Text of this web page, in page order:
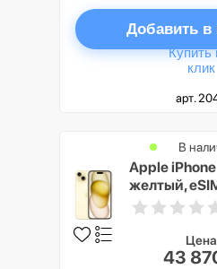
Добавить в
Купить
клик
арт.
Apple
желтый,
В
Цена
43